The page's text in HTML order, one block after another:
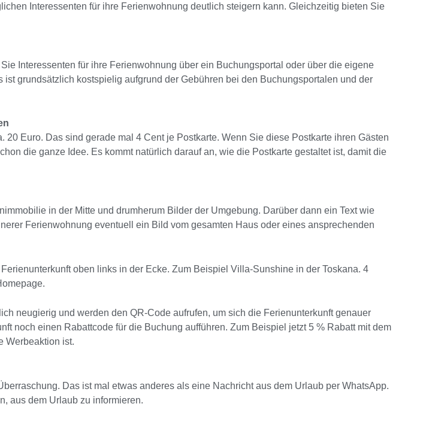
Interessenten für ihre Ferienwohnung deutlich steigern kann. Gleichzeitig bieten Sie
Interessenten für ihre Ferienwohnung über ein Buchungsportal oder über die eigene
grundsätzlich kostspielig aufgrund der Gebühren bei den Buchungsportalen und der
Euro. Das sind gerade mal 4 Cent je Postkarte. Wenn Sie diese Postkarte ihren Gästen
die ganze Idee. Es kommt natürlich darauf an, wie die Postkarte gestaltet ist, damit die
in der Mitte und drumherum Bilder der Umgebung. Darüber dann ein Text wie
Ferienwohnung eventuell ein Bild vom gesamten Haus oder eines ansprechenden
oben links in der Ecke. Zum Beispiel Villa-Sunshine in der Toskana. 4
neugierig und werden den QR-Code aufrufen, um sich die Ferienunterkunft genauer
noch einen Rabattcode für die Buchung aufführen. Zum Beispiel jetzt 5 % Rabatt mit dem
Werbeaktion ist.
Das ist mal etwas anderes als eine Nachricht aus dem Urlaub per WhatsApp.
aus dem Urlaub zu informieren.